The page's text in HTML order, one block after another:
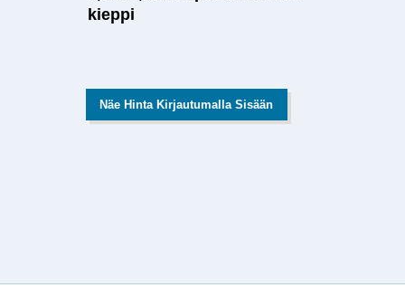
kieppi
Näe Hinta Kirjautumalla Sisään